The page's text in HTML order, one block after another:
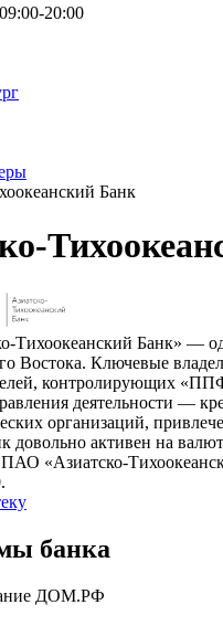
20:00
Банк
Тихоокеанский Банк» —
Востока. Ключевые
контролирующих
деятельности —
организаций,
довольно активен на
«Азиатско-
банка
ДОМ.РФ